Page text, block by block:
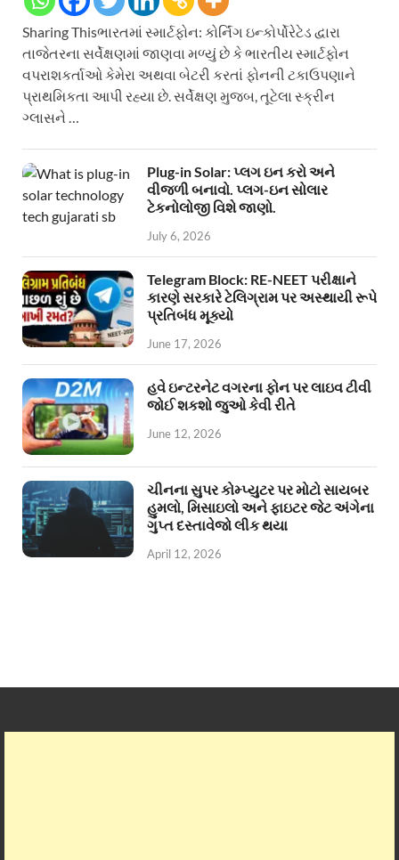
Sharing Thisભારતમાં સ્માર્ટફોન: કોર્નિંગ ઇન્કોર્પોરેટેડ દ્વારા
તાજેતરના સર્વેક્ષણમાં જાણવા મળ્યું છે કે ભારતીય સ્માર્ટફોન
વપરાશકર્તાઓ કેમેરા અથવા બેટરી કરતાં ફોનની ટકાઉપણાને
પ્રાથમિકતા આપી રહ્યા છે. સર્વેક્ષણ મુજબ, તૂટેલા સ્ક્રીન
ગ્લાસને …
Plug-in Solar: પ્લગ ઇન કરો અને
વીજળી બનાવો. પ્લગ-ઇન સોલાર
ટેકનોલોજી વિશે જાણો.
July 6, 2026
Telegram Block: RE-NEET પરીક્ષાને
કારણે સરકારે ટેલિગ્રામ પર અસ્થાયી રૂપે
પ્રતિબંધ મૂક્યો
June 17, 2026
હવે ઇન્ટરનેટ વગરના ફોન પર લાઇવ ટીવી
જોઈ શકશો જુઓ કેવી રીતે
June 12, 2026
ચીનના સુપર કોમ્પ્યુટર પર મોટો સાયબર
હુમલો, મિસાઇલો અને ફાઇટર જેટ અંગેના
ગુપ્ત દસ્તાવેજો લીક થયા
April 12, 2026